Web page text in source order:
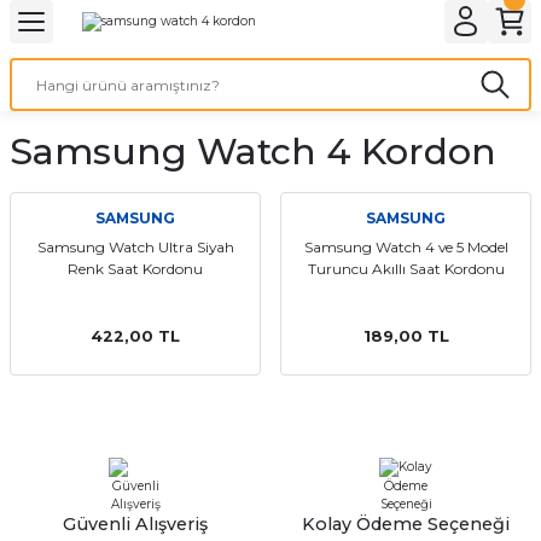
Geri Dön
& ELEKTİRİK AYDINLATMA & ELEKTRİK
AYDINLATMA
OFİS MALZEMELERİ
Geri Dön
ve Cihaz Pilleri
ÇEŞİTLERİ
ÇEŞİTLERİ
Geri Dön
Geri Dön
Kordon Çeşitleri
kordonları
Kordonu
saat kordonu
Samsung Watch 4 Kordon
SAMSUNG
Samsung Watch Ultra Siyah
Renk Saat Kordonu
422,00 TL
SAMSUNG
Samsung Watch 4 ve 5 Model
Turuncu Akıllı Saat Kordonu
189,00 TL
Güvenli Alışveriş Kolay Ödeme Seçeneği